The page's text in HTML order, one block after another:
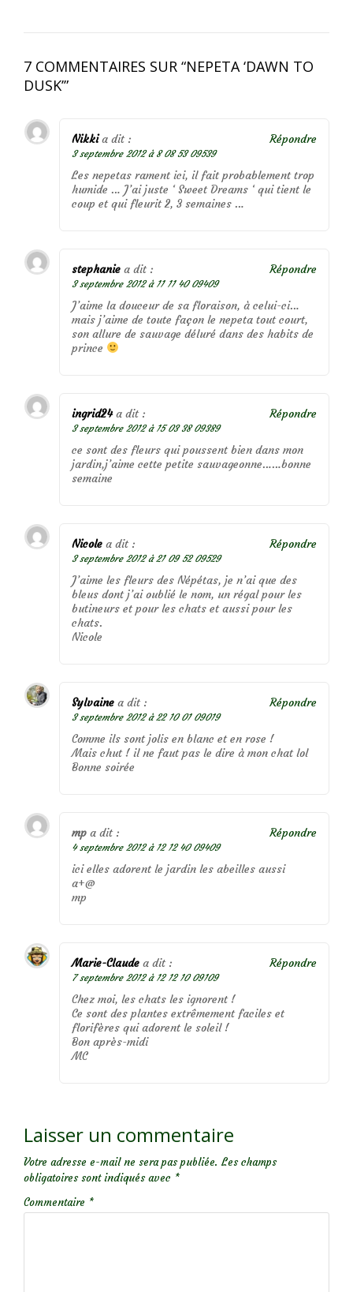
7 COMMENTAIRES SUR “NEPETA ‘DAWN TO
DUSK’”
Nikki a dit :
3 septembre 2012 à 8 08 53 09539
Les nepetas rament ici, il fait probablement trop
humide … J’ai juste ‘ Sweet Dreams ‘ qui tient le
coup et qui fleurit 2, 3 semaines …
Répondre
stephanie a dit :
3 septembre 2012 à 11 11 40 09409
J’aime la douceur de sa floraison, à celui-ci…
mais j’aime de toute façon le nepeta tout court,
son allure de sauvage déluré dans des habits de
prince
Répondre
ingrid24 a dit :
3 septembre 2012 à 15 03 38 09389
ce sont des fleurs qui poussent bien dans mon
jardin,j’aime cette petite sauvageonne……bonne
semaine
Répondre
Nicole a dit :
3 septembre 2012 à 21 09 52 09529
J’aime les fleurs des Népétas, je n’ai que des
bleus dont j’ai oublié le nom, un régal pour les
butineurs et pour les chats et aussi pour les
chats.
Nicole
Répondre
Sylvaine a dit :
3 septembre 2012 à 22 10 01 09019
Comme ils sont jolis en blanc et en rose !
Mais chut ! il ne faut pas le dire à mon chat lol
Bonne soirée
Répondre
mp a dit :
4 septembre 2012 à 12 12 40 09409
ici elles adorent le jardin les abeilles aussi
a+@
mp
Répondre
Marie-Claude a dit :
7 septembre 2012 à 12 12 10 09109
Chez moi, les chats les ignorent !
Ce sont des plantes extrêmement faciles et
florifères qui adorent le soleil !
Bon après-midi
MC
Répondre
Laisser un commentaire
Votre adresse e-mail ne sera pas publiée. Les champs
obligatoires sont indiqués avec *
Commentaire *